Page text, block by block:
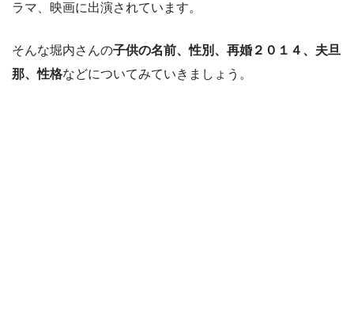
ラマ、映画に出演されています。
そんな堀内さんの子供の名前、性別、再婚２０１４、夫旦
那、性格などについてみていきましょう。